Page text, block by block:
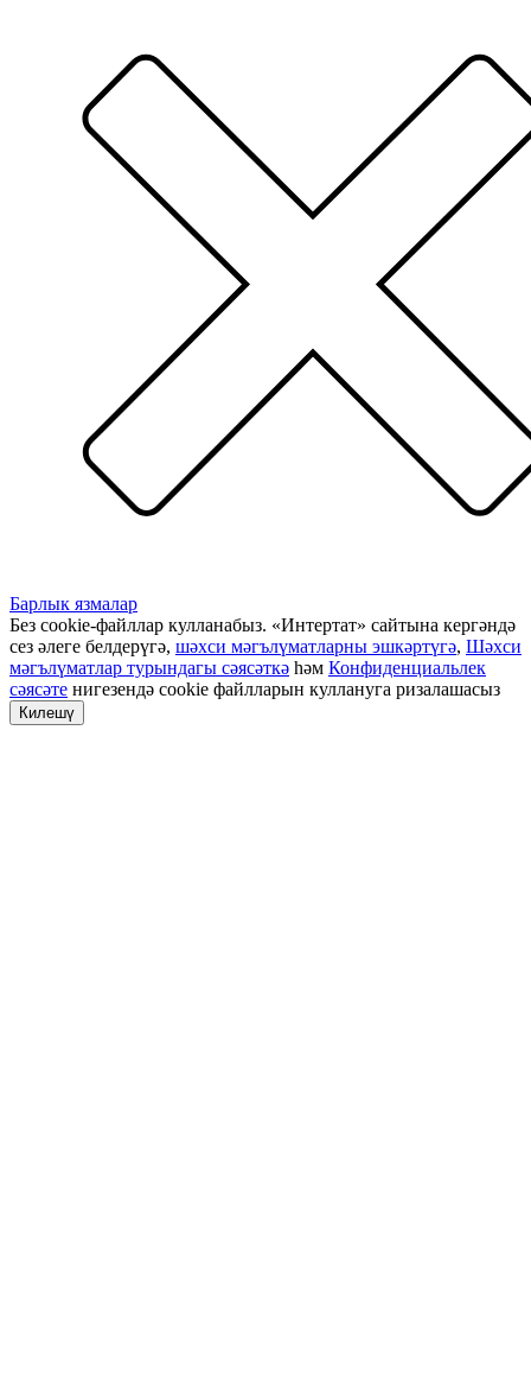
Барлык язмалар
Без cookie-файллар кулланабыз. «Интертат» сайтына кергәндә
сез әлеге белдерүгә, шәхси мәгълүматларны эшкәртүгә, Шәхси
мәгълүматлар турындагы сәясәткә һәм Конфиденциальлек
сәясәте нигезендә cookie файлларын куллануга ризалашасыз
Килешү